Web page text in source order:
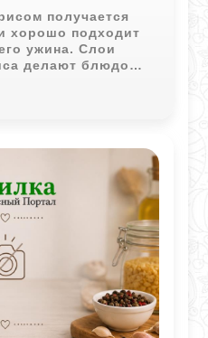
получается
хорошо подходит
ужина. Слои
делают блюдо
духовке